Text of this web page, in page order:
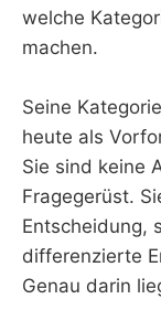
welche
machen.
Seine
heute als
Sie sind keine
Fragegerüst.
Entscheidung,
differenzierte
Genau darin